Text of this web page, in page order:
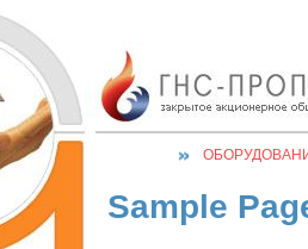
Sample